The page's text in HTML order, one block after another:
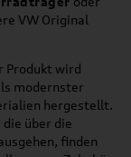
VW Original
Produkt wird
modernster
hergestellt.
über die
finden